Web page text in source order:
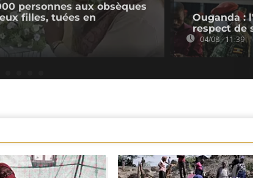
personnes aux obsèques
filles, tuées en
Ouganda :
respect de
04/08 - 11:39